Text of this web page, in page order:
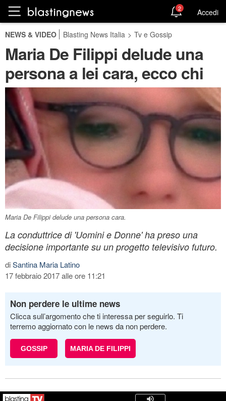
2 Accedi
NEWS & VIDEO Blasting News Italia > Tv e Gossip
Maria De Filippi delude una
persona a lei cara, ecco chi
Maria De Filippi delude una persona cara.
La conduttrice di 'Uomini e Donne' ha preso una
decisione importante su un progetto televisivo futuro.
diSantina Maria Latino
17 febbraio 2017 alle ore 11:21
Non perdere le ultime news
Clicca sull’argomento che ti interessa per seguirlo. Ti
terremo aggiornato con le news da non perdere.
GOSSIP MARIA DE FILIPPI